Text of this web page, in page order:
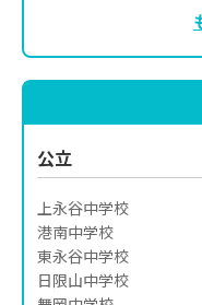
永谷高校
柏陽高校
舞岡高校
横浜桜陽高校
横浜栄高校
横浜清陵高校
横浜立野高校
横浜南陵高校
横浜氷取沢高校
横浜市立金沢高等学校
公立
上永谷中学校
港南中学校
東永谷中学校
日限山中学校